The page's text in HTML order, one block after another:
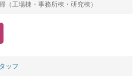
（工場棟・事務所棟・研究棟）
ッフ